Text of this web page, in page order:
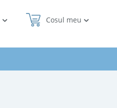
Cosul meu